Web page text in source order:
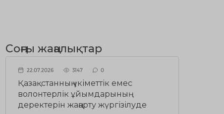
Соңғы жаңалықтар
22.07.2026 3147 0
Қазақстанның үкіметтік емес
волонтерлік ұйымдарының
деректерін жаңарту жүргізілуде